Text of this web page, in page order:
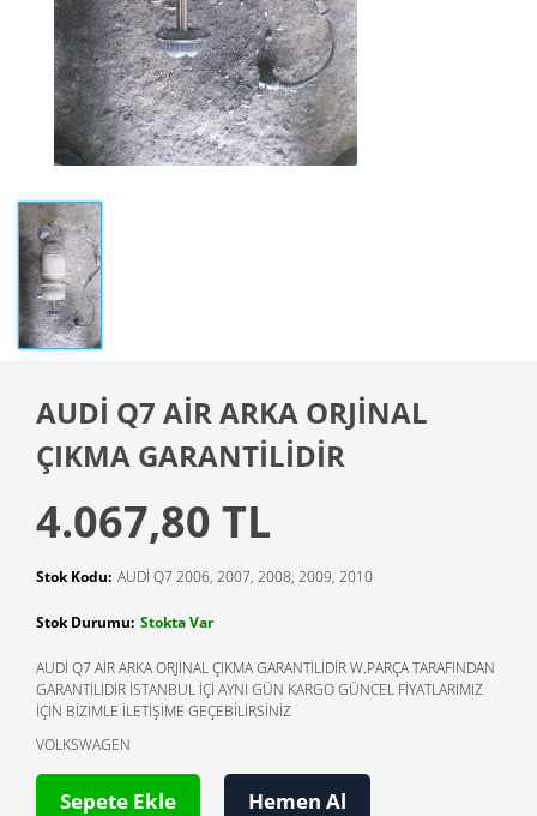
AUDİ Q7 AİR ARKA ORJİNAL
ÇIKMA GARANTİLİDİR
4.067,80 TL
Stok Kodu: AUDİ Q7 2006, 2007, 2008, 2009, 2010
Stok Durumu: Stokta Var
AUDİ Q7 AİR ARKA ORJİNAL ÇIKMA GARANTİLİDİR W.PARÇA TARAFINDAN
GARANTİLİDİR İSTANBUL İÇİ AYNI GÜN KARGO GÜNCEL FİYATLARIMIZ
İÇİN BİZİMLE İLETİŞİME GEÇEBİLİRSİNİZ
VOLKSWAGEN
Sepete Ekle Hemen Al